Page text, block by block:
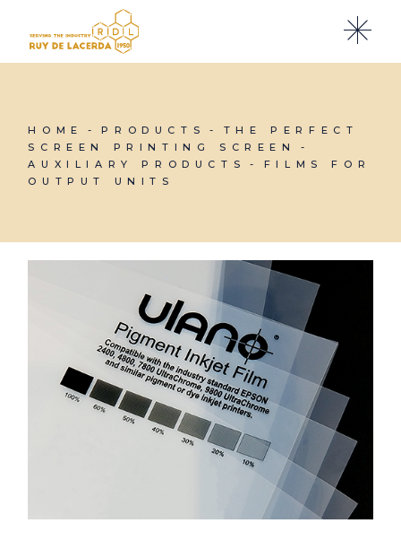
content
HOME PRODUCTS
THE PERFECT
SCREEN PRINTING SCREEN
AUXILIARY PRODUCTS
FILMS FOR
OUTPUT UNITS